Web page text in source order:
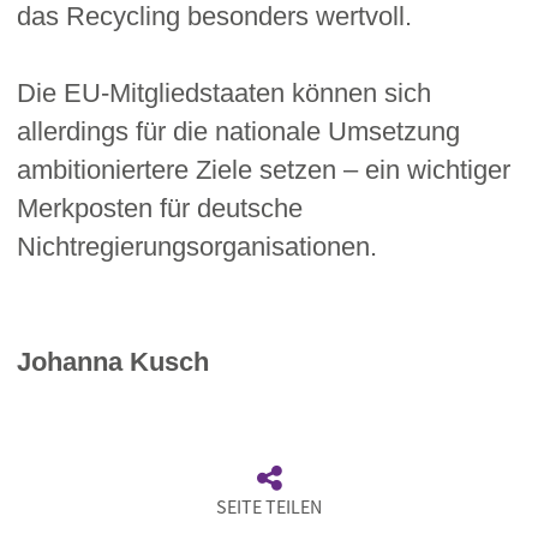
das Recycling besonders wertvoll.
Die EU-Mitgliedstaaten können sich
allerdings für die nationale Umsetzung
ambitioniertere Ziele setzen – ein wichtiger
Merkposten für deutsche
Nichtregierungsorganisationen.
Johanna Kusch
SEITE TEILEN